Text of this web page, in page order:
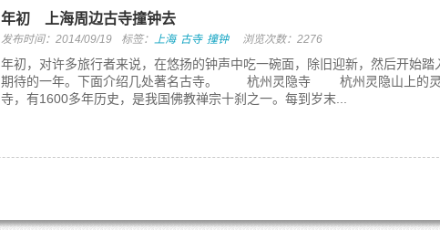
年初 上海周边古寺撞钟去
发布时间：2014/09/19 标签： 上海 古寺 撞钟 浏览次数：2276
年初，对许多旅行者来说，在悠扬的钟声中吃一碗面，除旧迎新，然后开始踏
期待的一年。下面介绍几处著名古寺。 杭州灵隐寺 杭州灵隐山上的
寺，有1600多年历史，是我国佛教禅宗十刹之一。每到岁末...